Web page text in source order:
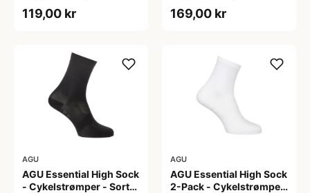
119,00 kr 169,00 kr
AGU
AGU Essential High Sock
- Cykelstrømper - Sort-
AGU
AGU Essential High Sock
2-Pack - Cykelstrømper